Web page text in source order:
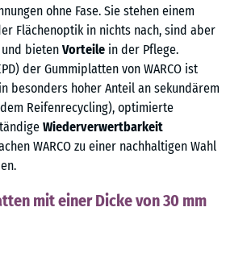
ohne Fase. Sie stehen einem
Flächenoptik in nichts nach, sind aber
und bieten Vorteile in der Pflege.
der Gummiplatten von WARCO ist
besonders hoher Anteil an sekundärem
Reifenrecycling), optimierte
Wiederverwertbarkeit
WARCO zu einer nachhaltigen Wahl
mit einer Dicke von 30 mm